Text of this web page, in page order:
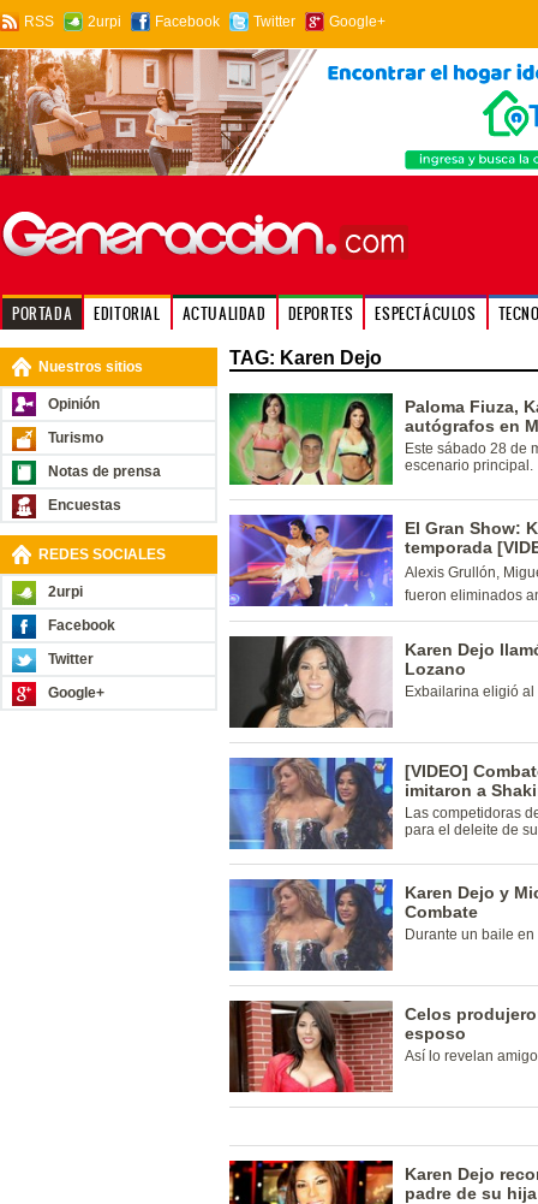
RSS 2urpi Facebook Twitter Google+
PORTADA EDITORIAL ACTUALIDAD DEPORTES ESPECTÁCULOS
Nuestros sitios
Opinión
Turismo
Notas de prensa
Encuestas
REDES SOCIALES
2urpi
Facebook
Twitter
Google+
TAG: Karen Dejo
Paloma Fiuza,
autógrafos en
Este sábado 28 de
escenario principal.
El Gran Show:
temporada
Alexis Grullón,
fueron eliminados
Karen Dejo
Lozano
Exbailarina eligió
[VIDEO]
imitaron a
Las competidoras
para el deleite de
Karen Dejo y
Combate
Durante un baile en
Celos
esposo
Así lo revelan
Karen Dejo
padre de su hija